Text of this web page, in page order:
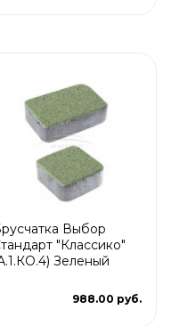
Выбор
"Классико"
Зеленый
988.00 руб.